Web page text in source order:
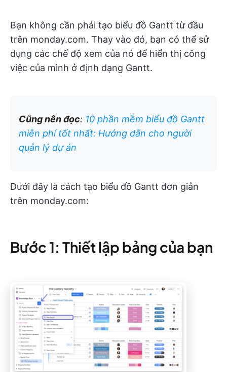
Bạn không cần phải tạo biểu đồ Gantt từ đầu
trên monday.com. Thay vào đó, bạn có thể sử
dụng các chế độ xem của nó để hiển thị công
việc của mình ở định dạng Gantt.
Cũng nên đọc: 10 phần mềm biểu đồ Gantt
miễn phí tốt nhất: Hướng dẫn cho người
quản lý dự án
Dưới đây là cách tạo biểu đồ Gantt đơn giản
trên monday.com:
Bước 1: Thiết lập bảng của bạn